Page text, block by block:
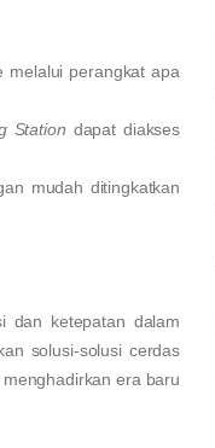
melalui perangkat apa
Station dapat diakses
mudah ditingkatkan
dan ketepatan dalam
solusi-solusi cerdas
era baru